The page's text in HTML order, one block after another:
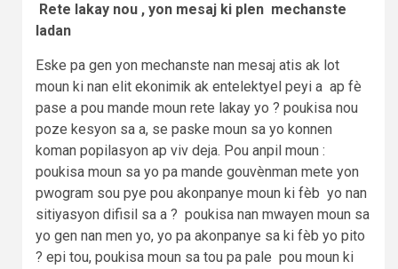
Rete lakay nou , yon mesaj ki plen mechanste
ladan
Eske pa gen yon mechanste nan mesaj atis ak lot
moun ki nan elit ekonimik ak entelektyel peyi a ap fè
pase a pou mande moun rete lakay yo ? poukisa nou
poze kesyon sa a, se paske moun sa yo konnen
koman popilasyon ap viv deja. Pou anpil moun :
poukisa moun sa yo pa mande gouvènman mete yon
pwogram sou pye pou akonpanye moun ki fèb yo nan
sitiyasyon difisil sa a ? poukisa nan mwayen moun sa
yo gen nan men yo, yo pa akonpanye sa ki fèb yo pito
? epi tou, poukisa moun sa tou pa pale pou moun ki